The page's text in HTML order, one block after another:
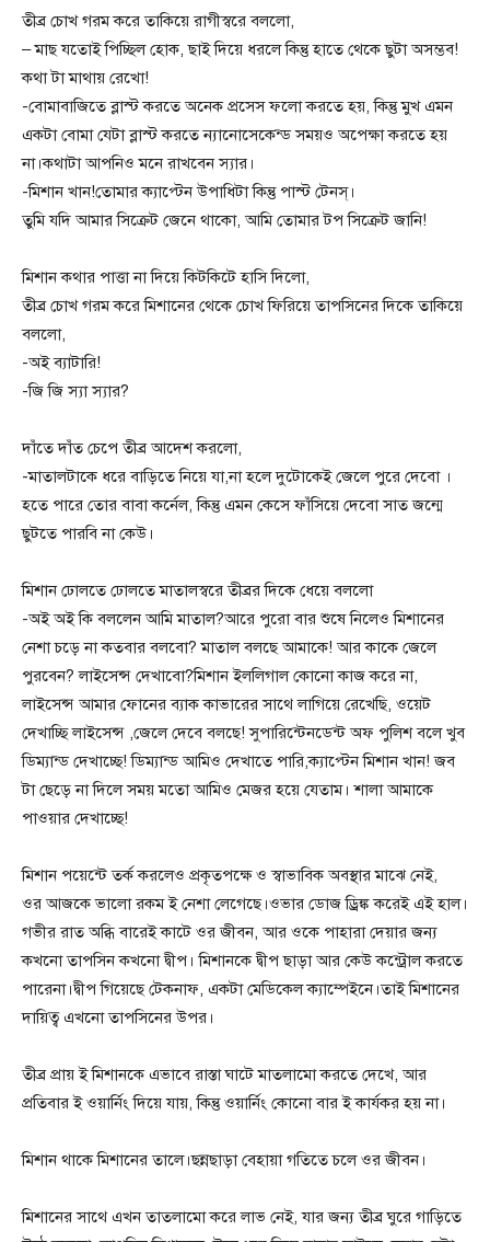
তীব্র চোখ গরম করে তাকিয়ে রাগীস্বরে বললো,
– মাছ যতোই পিচ্ছিল হোক, ছাই দিয়ে ধরলে কিন্তু হাতে থেকে ছুটা অসম্ভব!
কথা টা মাথায় রেখো!
-বোমাবাজিতে ব্লাস্ট করতে অনেক প্রসেস ফলো করতে হয়, কিন্তু মুখ এমন
একটা বোমা যেটা ব্লাস্ট করতে ন্যানোসেকেন্ড সময়ও অপেক্ষা করতে হয়
না।কথাটা আপনিও মনে রাখবেন স্যার।
-মিশান খান!তোমার ক্যাপ্টেন উপাধিটা কিন্তু পাস্ট টেনস্।
তুমি যদি আমার সিক্রেট জেনে থাকো, আমি তোমার টপ সিক্রেট জানি!
মিশান কথার পাত্তা না দিয়ে কিটকিটে হাসি দিলো,
তীব্র চোখ গরম করে মিশানের থেকে চোখ ফিরিয়ে তাপসিনের দিকে তাকিয়ে
বললো,
-অই ব্যাটারি!
-জি জি স্যা স্যার?
দাঁতে দাঁত চেপে তীব্র আদেশ করলো,
-মাতালটাকে ধরে বাড়িতে নিয়ে যা,না হলে দুটোকেই জেলে পুরে দেবো ।
হতে পারে তোর বাবা কর্নেল, কিন্তু এমন কেসে ফাঁসিয়ে দেবো সাত জন্মে
ছুটতে পারবি না কেউ।
মিশান ঢোলতে ঢোলতে মাতালস্বরে তীব্রর দিকে ধেয়ে বললো
-অই অই কি বললেন আমি মাতাল?আরে পুরো বার শুষে নিলেও মিশানের
নেশা চড়ে না কতবার বলবো? মাতাল বলছে আমাকে! আর কাকে জেলে
পুরবেন? লাইসেন্স দেখাবো?মিশান ইললিগাল কোনো কাজ করে না,
লাইসেন্স আমার ফোনের ব্যাক কাভারের সাথে লাগিয়ে রেখেছি, ওয়েট
দেখাচ্ছি লাইসেন্স ,জেলে দেবে বলছে! সুপারিন্টেনডেন্ট অফ পুলিশ বলে খুব
ডিম্যান্ড দেখাচ্ছে! ডিম্যান্ড আমিও দেখাতে পারি,ক্যাপ্টেন মিশান খান! জব
টা ছেড়ে না দিলে সময় মতো আমিও মেজর হয়ে যেতাম। শালা আমাকে
পাওয়ার দেখাচ্ছে!
মিশান পয়েন্টে তর্ক করলেও প্রকৃতপক্ষে ও স্বাভাবিক অবস্থার মাঝে নেই,
ওর আজকে ভালো রকম ই নেশা লেগেছে।ওভার ডোজ ড্রিঙ্ক করেই এই হাল।
গভীর রাত অব্ধি বারেই কাটে ওর জীবন, আর ওকে পাহারা দেয়ার জন্য
কখনো তাপসিন কখনো দ্বীপ। মিশানকে দ্বীপ ছাড়া আর কেউ কন্ট্রোল করতে
পারেনা।দ্বীপ গিয়েছে টেকনাফ, একটা মেডিকেল ক্যাম্পেইনে।তাই মিশানের
দায়িত্ব এখনো তাপসিনের উপর।
তীব্র প্রায় ই মিশানকে এভাবে রাস্তা ঘাটে মাতলামো করতে দেখে, আর
প্রতিবার ই ওয়ার্নিং দিয়ে যায়, কিন্তু ওয়ার্নিং কোনো বার ই কার্যকর হয় না।
মিশান থাকে মিশানের তালে।ছন্নছাড়া বেহায়া গতিতে চলে ওর জীবন।
মিশানের সাথে এখন তাতলামো করে লাভ নেই, যার জন্য তীব্র ঘুরে গাড়িতে